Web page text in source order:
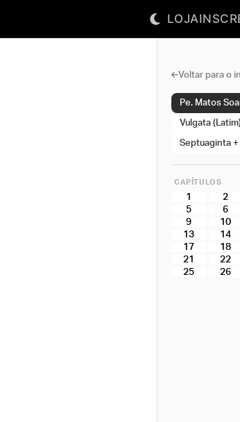
LOJA
Voltar para o
Pe. Matos
Vulgata (Latim)
Septuaginta +
CAPÍTULOS
1 2
5
6
9
10
13
14
17
18
21
22
25
26